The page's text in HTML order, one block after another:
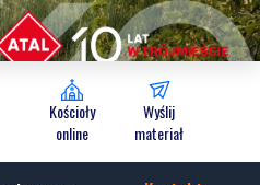
Kościoły
online
Wyślij
materiał